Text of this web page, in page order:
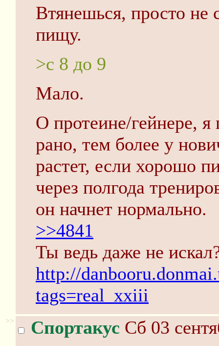
Втянешься, просто не
пищу.
>с 8 до 9
Мало.
О протеине/гейнере,
рано, тем более у
растет, если хорошо
через полгода
он начнет нормально.
>>4841
Ты ведь даже не
http://
tags=real_xxiii
>> Спортакус Сб 03